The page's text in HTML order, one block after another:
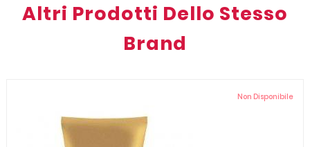
Altri Prodotti Dello Stesso
Brand
Non Disponibile